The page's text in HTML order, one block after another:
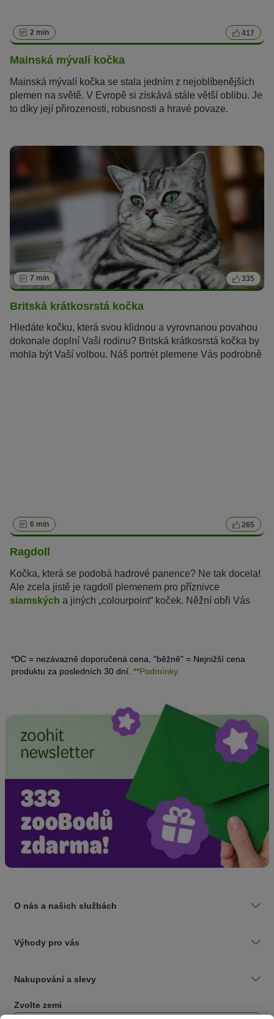
2 min 417
Mainská mývalí kočka
Mainská mývalí kočka se stala jedním z nejoblíbenějších
plemen na světě. V Evropě si získává stále větší oblibu. Je
to díky její přirozenosti, robusnosti a hravé povaze.
7 min 335
Britská krátkosrstá kočka
Hledáte kočku, která svou klidnou a vyrovnanou povahou
dokonale doplní Vaši rodinu? Britská krátkosrstá kočka by
mohla být Vaší volbou. Náš portrét plemene Vás podrobně
6 min 265
Ragdoll
Kočka, která se podobá hadrové panence? Ne tak docela!
Ale zcela jistě je ragdoll plemenem pro příznivce
siamských a jiných „colourpoint“ koček. Něžní obři Vás
*DC = nezávazně doporučená cena, "běžně" = Nejnižší cena
produktu za posledních 30 dní. **Podmínky.
O nás a našich službách
Výhody pro vás
Nakupování a slevy
Zvolte zemi